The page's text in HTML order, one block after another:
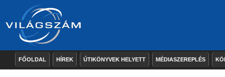
FŐOLDAL HÍREK ÚTIKÖNYVEK HELYETT MÉDIASZEREPLÉS